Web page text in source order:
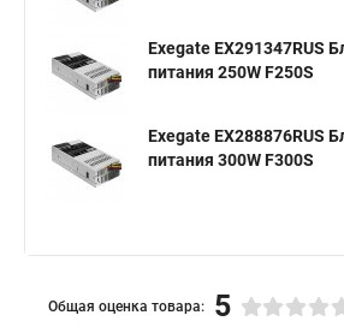
Exegate EX291347RUS
питания 250W F250S
Exegate EX288876RUS
питания 300W F300S
Общая оценка товара: 5